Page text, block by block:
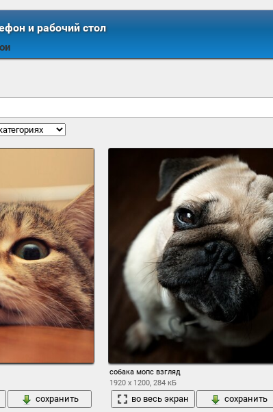
и рабочий стол
сохранить
собака мопс взгляд
1920 x 1200, 284 кБ
во весь экран сохранить